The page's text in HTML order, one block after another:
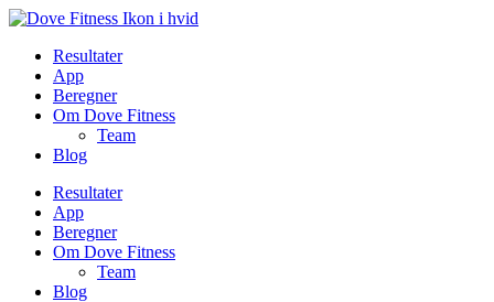
Spring
indholdResultater
App
Beregner
Om Dove Fitness
Team
Blog
Resultater
App
Beregner
Om Dove Fitness
Team
Blog